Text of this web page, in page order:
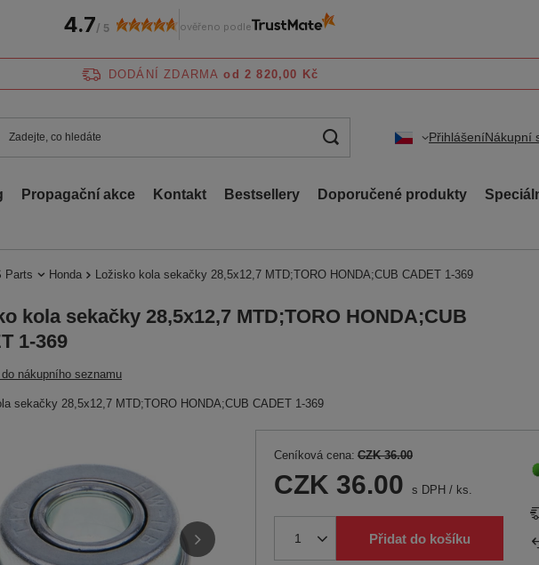
DODÁNÍ ZDARMA od 2 820,00 Kč
PřihlášeníNákupní
Propagační akce Kontakt Bestsellery Doporučené produkty
Parts Honda Ložisko kola sekačky 28,5x12,7 MTD;TORO HONDA;CUB CADET 1-369
kola sekačky 28,5x12,7 MTD;TORO HONDA;CUB
1-369
do nákupního seznamu
sekačky 28,5x12,7 MTD;TORO HONDA;CUB CADET 1-369
Ceníková cena: CZK 36.00
CZK 36.00 s DPH / ks.
Přidat do košíku
4.7/ 5 ověřeno podle